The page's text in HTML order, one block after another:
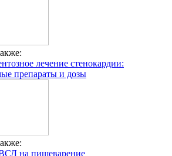
лечение стенокардии:
препараты и дозы
на пищеварение